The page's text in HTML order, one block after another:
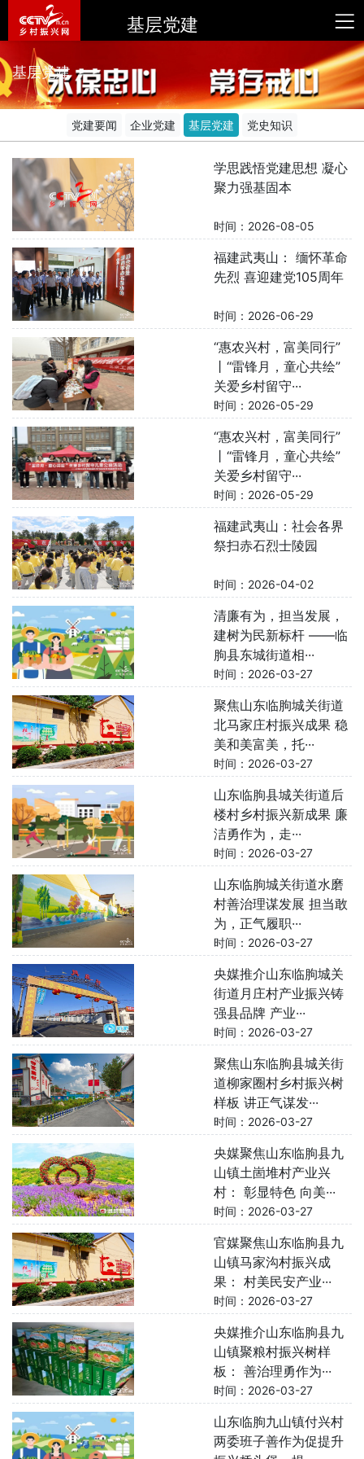
基层党建
基层党建
党建要闻 企业党建 基层党建 党史知识
学思践悟党建思想 凝心
聚力强基固本
时间：2026-08-05
福建武夷山： 缅怀革命
先烈 喜迎建党105周年
时间：2026-06-29
“惠农兴村，富美同行”
丨“雷锋月，童心共绘”
关爱乡村留守···
时间：2026-05-29
“惠农兴村，富美同行”
丨“雷锋月，童心共绘”
关爱乡村留守···
时间：2026-05-29
福建武夷山：社会各界
祭扫赤石烈士陵园
时间：2026-04-02
清廉有为，担当发展，
建树为民新标杆 ——临
朐县东城街道相···
时间：2026-03-27
聚焦山东临朐城关街道
北马家庄村振兴成果 稳
美和美富美，托···
时间：2026-03-27
山东临朐县城关街道后
楼村乡村振兴新成果 廉
洁勇作为，走···
时间：2026-03-27
山东临朐城关街道水磨
村善治理谋发展 担当敢
为，正气履职···
时间：2026-03-27
央媒推介山东临朐城关
街道月庄村产业振兴铸
强县品牌 产业···
时间：2026-03-27
聚焦山东临朐县城关街
道柳家圈村乡村振兴树
样板 讲正气谋发···
时间：2026-03-27
央媒聚焦山东临朐县九
山镇土崮堆村产业兴
村： 彰显特色 向美···
时间：2026-03-27
官媒聚焦山东临朐县九
山镇马家沟村振兴成
果： 村美民安产业···
时间：2026-03-27
央媒推介山东临朐县九
山镇聚粮村振兴树样
板： 善治理勇作为···
时间：2026-03-27
山东临朐九山镇付兴村
两委班子善作为促提升